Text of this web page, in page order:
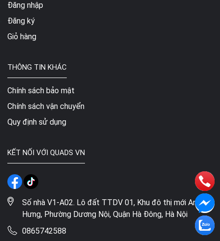
Đăng nhập
Đăng ký
Giỏ hàng
THÔNG TIN KHÁC
Chính sách bảo mật
Chính sách vận chuyển
Quy định sử dụng
KẾT NỐI VỚI QUADS VN
Số nhà V1-A02. Lô đất TTDV 01, Khu đô thị mới An
Hưng, Phường Dương Nội, Quận Hà Đông, Hà Nội
0865742588